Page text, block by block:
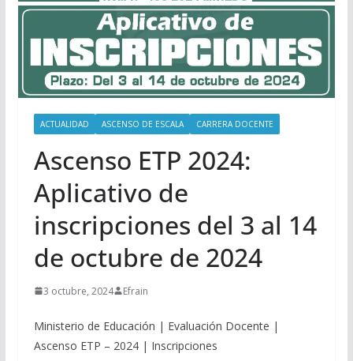
ACTUALIDAD ASCENSO DE ESCALA CARRERA DOCENTE
Ascenso ETP 2024:
Aplicativo de
inscripciones del 3 al 14
de octubre de 2024
3 octubre, 2024 Efrain
Ministerio de Educación | Evaluación Docente |
Ascenso ETP – 2024 | Inscripciones